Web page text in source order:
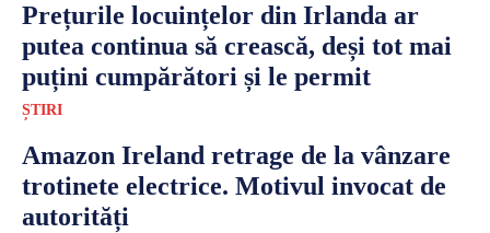
Prețurile locuințelor din Irlanda ar
putea continua să crească, deși tot mai
puțini cumpărători și le permit
ȘTIRI
Amazon Ireland retrage de la vânzare
trotinete electrice. Motivul invocat de
autorități